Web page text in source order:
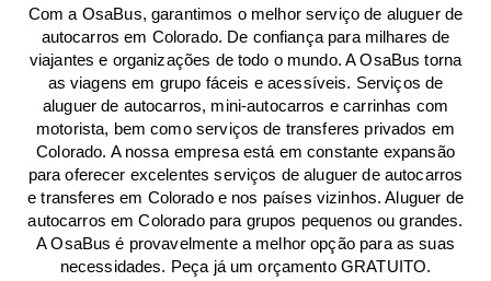
Com a OsaBus, garantimos o melhor serviço de aluguer de
autocarros em Colorado. De confiança para milhares de
viajantes e organizações de todo o mundo. A OsaBus torna
as viagens em grupo fáceis e acessíveis. Serviços de
aluguer de autocarros, mini-autocarros e carrinhas com
motorista, bem como serviços de transferes privados em
Colorado. A nossa empresa está em constante expansão
para oferecer excelentes serviços de aluguer de autocarros
e transferes em Colorado e nos países vizinhos. Aluguer de
autocarros em Colorado para grupos pequenos ou grandes.
A OsaBus é provavelmente a melhor opção para as suas
necessidades. Peça já um orçamento GRATUITO.